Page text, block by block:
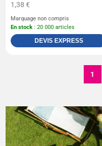
1,38 €
Marquage non compris
En stock : 20 000 articles
DEVIS EXPRESS
1